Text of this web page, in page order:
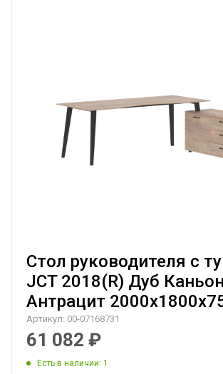
Стол руководителя с
JCT 2018(R) Дуб
Антрацит
Артикул: 00-07168731
61 082 ₽
Есть в наличии: 1